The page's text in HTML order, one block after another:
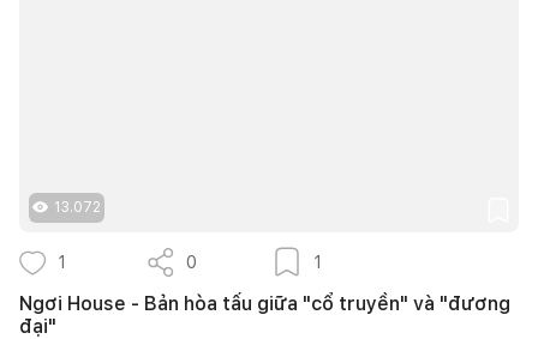
13.072
1 0 1
Ngơi House - Bản hòa tấu giữa "cổ truyền" và "đương
đại"